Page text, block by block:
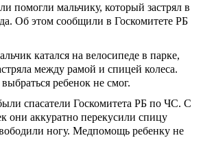
помогли мальчику, который застрял в
Об этом сообщили в Госкомитете РБ
катался на велосипеде в парке,
между рамой и спицей колеса.
ребенок не смог.
спасатели Госкомитета РБ по ЧС. С
они аккуратно перекусили спицу
ногу. Медпомощь ребенку не